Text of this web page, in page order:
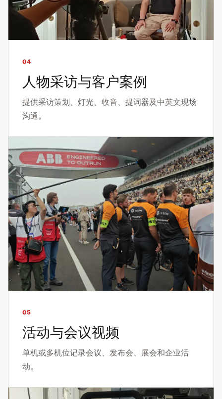
04
人物采访与客户案例
提供采访策划、灯光、收音、提词器及中英文现场
沟通。
05
活动与会议视频
单机或多机位记录会议、发布会、展会和企业活
动。